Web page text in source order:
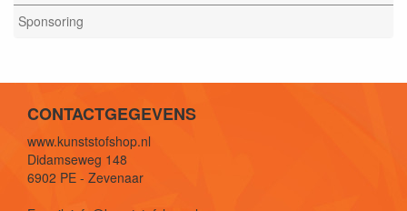
Sponsoring
CONTACTGEGEVENS
www.kunststofshop.nl
Didamseweg 148
6902 PE - Zevenaar